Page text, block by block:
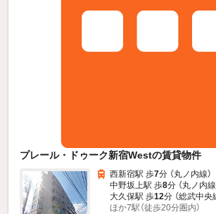
プレール・ドゥーク新宿Westの賃貸物件
西新宿駅 歩7分 （丸ノ内線）
中野坂上駅 歩8分 （丸ノ内線
大久保駅 歩12分 （総武中央
ほか7駅（徒歩20分圏内）